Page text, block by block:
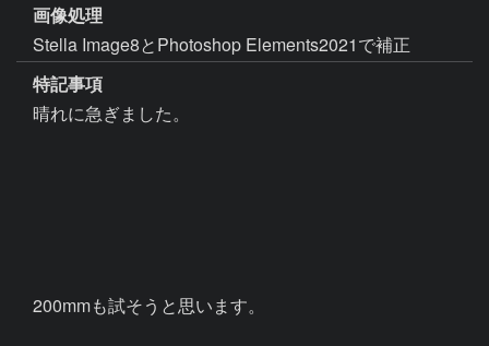
画像処理
Stella Image8とPhotoshop Elements2021で補正
特記事項
晴れに急ぎました。
200mmも試そうと思います。